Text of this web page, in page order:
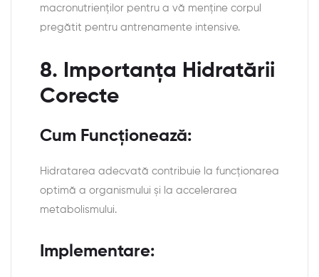
macronutrienților pentru a vă menține corpul
pregătit pentru antrenamente intensive.
8. Importanța Hidratării
Corecte
Cum Funcționează:
Hidratarea adecvată contribuie la funcționarea
optimă a organismului și la accelerarea
metabolismului.
Implementare: